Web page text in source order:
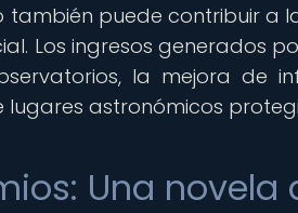
también puede contribuir a
Los ingresos generados
la mejora de
astronómicos
Una